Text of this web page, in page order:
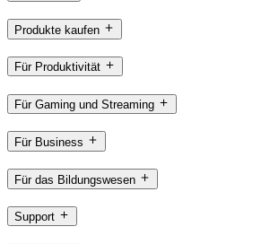
Produkte kaufen
Für Produktivität
Für Gaming und Streaming
Für Business
Für das Bildungswesen
Support